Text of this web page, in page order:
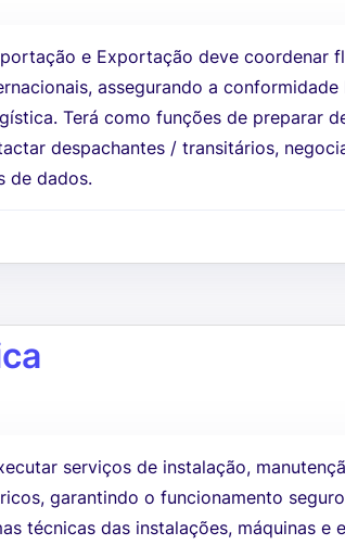
e Exportação deve coordenar
assegurando a conformidade
Terá como funções de preparar
despachantes / transitários,
de dados.
serviços de instalação,
garantindo o funcionamento
técnicas das instalações, máquinas e